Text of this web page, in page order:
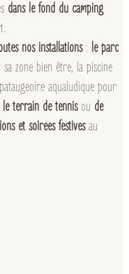
dans le fond du camping
nos installations: le parc
zone bien être, la piscine
aqualudique pour
le terrain de tennisou de
et soirées festivesau